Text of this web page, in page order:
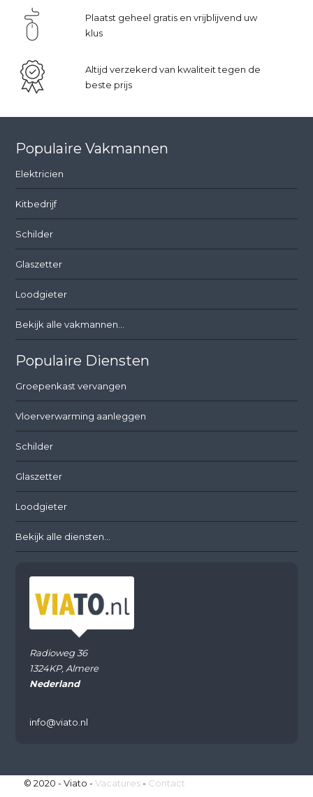
Plaatst geheel gratis en vrijblijvend uw
klus
Altijd verzekerd van kwaliteit tegen de
beste prijs
Populaire Vakmannen
Elektricien
Kitbedrijf
Schilder
Glaszetter
Loodgieter
Bekijk alle vakmannen...
Populaire Diensten
Groepenkast vervangen
Vloerverwarming aanleggen
Schilder
Glaszetter
Loodgieter
Bekijk alle diensten...
Radioweg 36
1324KP, Almere
Nederland
info@viato.nl
© 2020 - Viato -Vacatures- Contact